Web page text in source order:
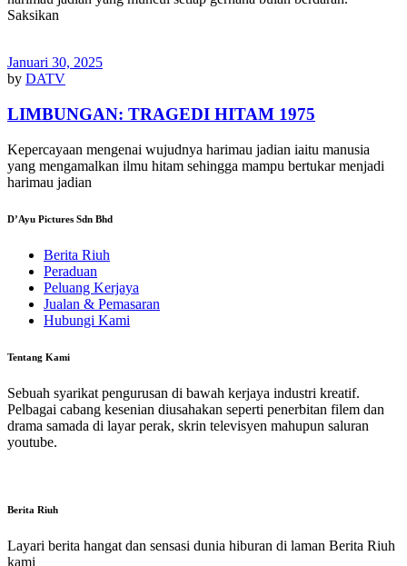
Saksikan
Januari 30, 2025
by DATV
LIMBUNGAN: TRAGEDI HITAM 1975
Kepercayaan mengenai wujudnya harimau jadian iaitu manusia
yang mengamalkan ilmu hitam sehingga mampu bertukar menjadi
harimau jadian
D’Ayu Pictures Sdn Bhd
Berita Riuh
Peraduan
Peluang Kerjaya
Jualan & Pemasaran
Hubungi Kami
Tentang Kami
Sebuah syarikat pengurusan di bawah kerjaya industri kreatif.
Pelbagai cabang kesenian diusahakan seperti penerbitan filem dan
drama samada di layar perak, skrin televisyen mahupun saluran
youtube.
Berita Riuh
Layari berita hangat dan sensasi dunia hiburan di laman Berita Riuh
kami